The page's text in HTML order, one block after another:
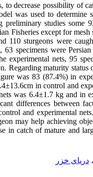
to decrease possibility of
was used to determine
preliminary studies some
Fisheries except for
110 sturgeons were
63 specimens were
experimental nets, 95
Regarding maturity
was 83 (87.4%) in
in control and
was 6.4±1.7 kg and in
differences between
and experimental
may help achieving
in catch of mature and
،دریای خزر